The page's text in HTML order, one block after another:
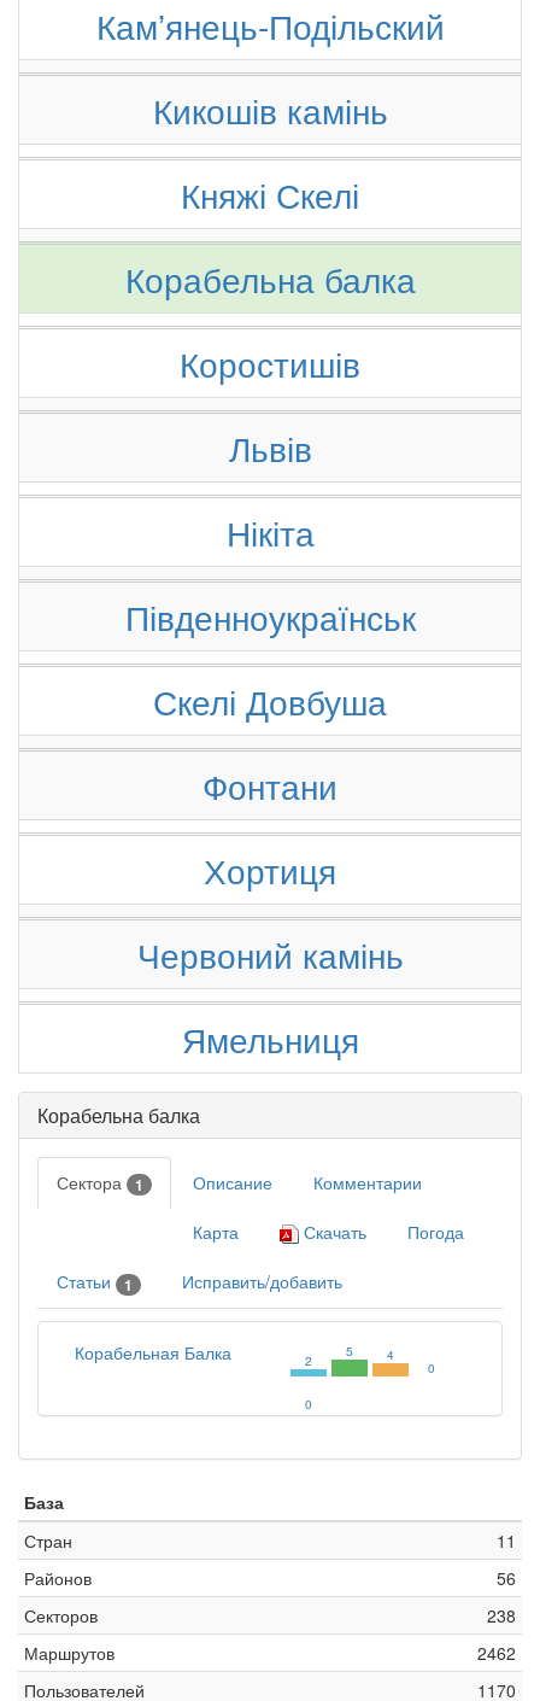
Камʼянець-Подільский
Кикошів камінь
Княжі Скелі
Корабельна балка
Коростишів
Львів
Нікіта
Південноукраїнськ
Скелі Довбуша
Фонтани
Хортиця
Червоний камінь
Ямельниця
Корабельна балка
Сектора 1 Описание Комментарии
Карта Скачать Погода
Статьи 1 Исправить/добавить
Корабельная Балка 2
5 4
0
0
База
Стран
11
Районов
56
Секторов
238
Маршрутов
2462
Пользователей
1170